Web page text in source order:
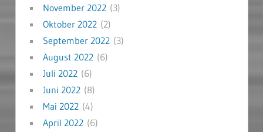
November 2022(3)
Oktober 2022(2)
September 2022(3)
August 2022(6)
Juli 2022(6)
Juni 2022(8)
Mai 2022(4)
April 2022(6)